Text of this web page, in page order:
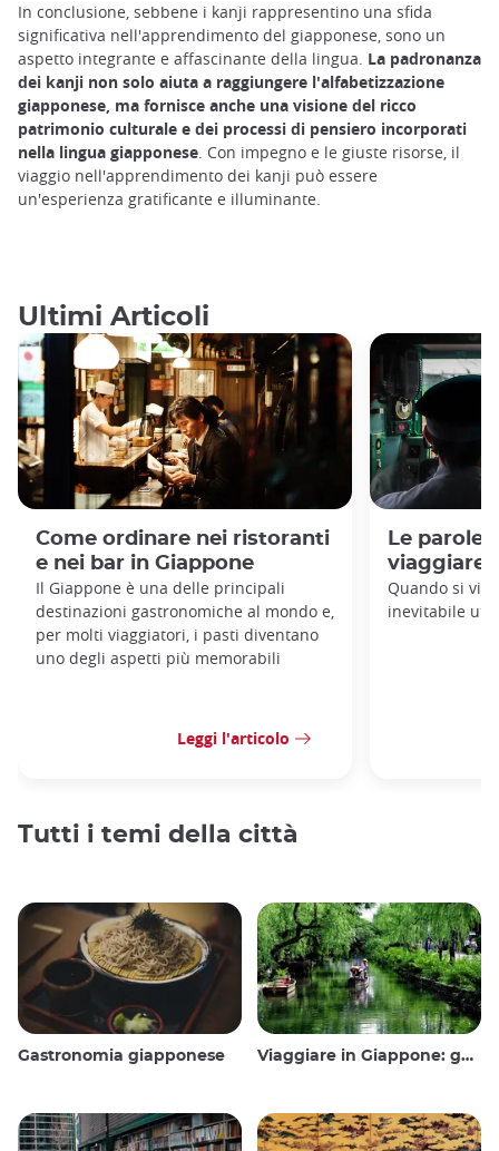
In conclusione, sebbene i kanji rappresentino una sfida
significativa nell'apprendimento del giapponese, sono un
aspetto integrante e affascinante della lingua. La padronanza
dei kanji non solo aiuta a raggiungere l'alfabetizzazione
giapponese, ma fornisce anche una visione del ricco
patrimonio culturale e dei processi di pensiero incorporati
nella lingua giapponese. Con impegno e le giuste risorse, il
viaggio nell'apprendimento dei kanji può essere
un'esperienza gratificante e illuminante.
Ultimi Articoli
Come ordinare nei ristoranti
e nei bar in Giappone
Il Giappone è una delle principali
destinazioni gastronomiche al mondo e,
per molti viaggiatori, i pasti diventano
uno degli aspetti più memorabili
Leggi l'articolo
Le parole
viaggiare
Quando si
inevitabile
Tutti i temi della città
Gastronomia giapponese Viaggiare in Giappone: guida e consigli